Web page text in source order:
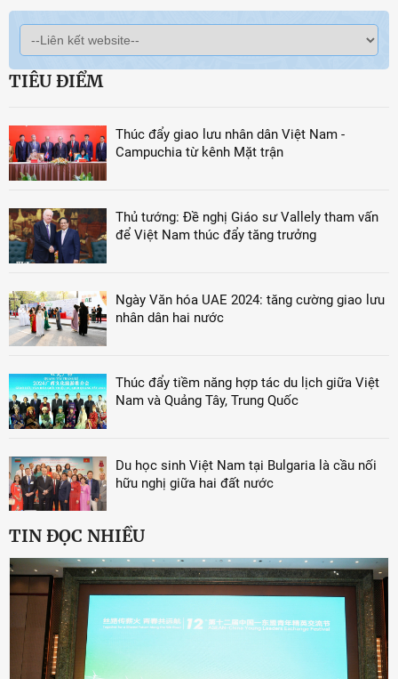
TIÊU ĐIỂM
Thúc đẩy giao lưu nhân dân Việt Nam -
Campuchia từ kênh Mặt trận
Thủ tướng: Đề nghị Giáo sư Vallely tham vấn
để Việt Nam thúc đẩy tăng trưởng
Ngày Văn hóa UAE 2024: tăng cường giao lưu
nhân dân hai nước
Thúc đẩy tiềm năng hợp tác du lịch giữa Việt
Nam và Quảng Tây, Trung Quốc
Du học sinh Việt Nam tại Bulgaria là cầu nối
hữu nghị giữa hai đất nước
TIN ĐỌC NHIỀU